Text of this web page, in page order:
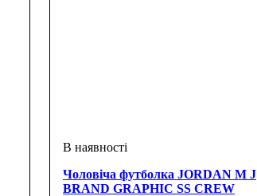
Чоловіча футболка JORDAN M J
BRAND GRAPHIC SS CREW